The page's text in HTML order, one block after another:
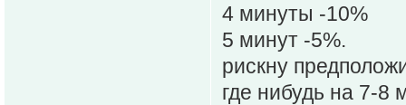
4 минуты -10%
5 минут -5%.
рискну
где нибудь на 7-8